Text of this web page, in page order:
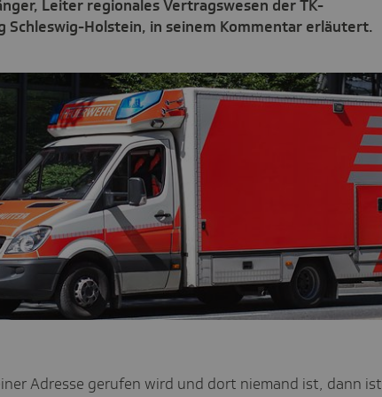
Leiter regionales Vertragswesen der TK-
Schleswig-Holstein, in seinem Kommentar erläutert.
Adresse gerufen wird und dort niemand ist, dann ist